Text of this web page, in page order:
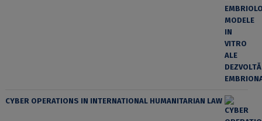
CYBER OPERATIONS IN INTERNATIONAL HUMANITARIAN LAW